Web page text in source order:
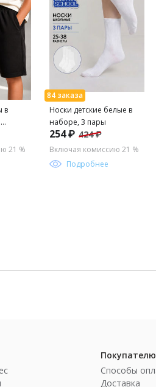
в
21 %
Носки детские белые в
наборе, 3 пары
254 ₽ 424 ₽
Включая комиссию 21 %
Подробнее
Покупателю
Способы
Доставка